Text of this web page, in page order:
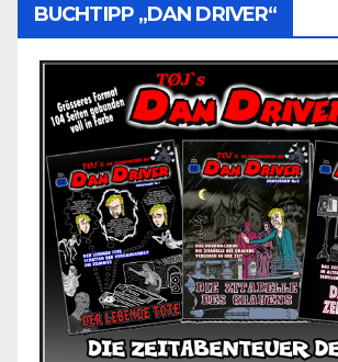
BUCHTIPP „DAN DRIVER“